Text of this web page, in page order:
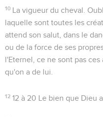
10 La vigueur du cheval .
laquelle sont toutes les
attend son salut, dans le
ou de la force de ses
l'Eternel, ce ne sont pas
qu'on a de lui.
12 12 à 20 Le bien que Dieu